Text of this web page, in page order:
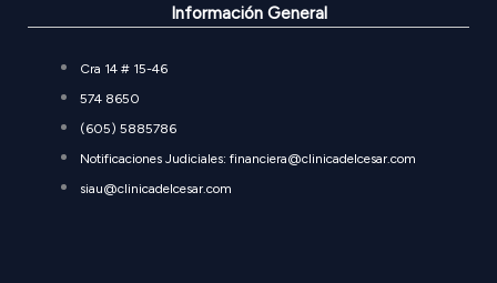
Información General
Cra 14 # 15-46
574 8650
(605) 5885786
Notificaciones Judiciales: financiera@clinicadelcesar.com
siau@clinicadelcesar.com